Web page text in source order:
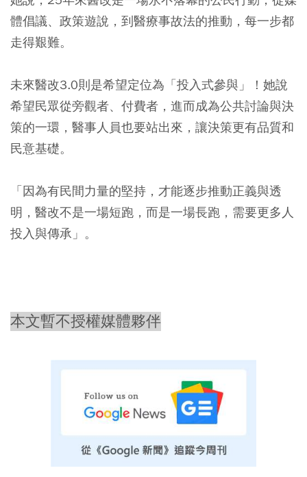
體倡議、政策遊說，到醫療事故法的推動，每一步都
走得艱難。
未來醫改3.0則是希望定位為「投入式參與」！她說
希望民眾從旁觀者、付費者，進而成為公共討論與決
策的一環，醫事人員也要站出來，讓決策更有品質和
民意基礎。
「因為有民間力量的堅持，才能逐步推動正義與透
明，醫改不是一場短跑，而是一場長跑，需要更多人
投入與傳承」。
本文暫不授權媒體夥伴